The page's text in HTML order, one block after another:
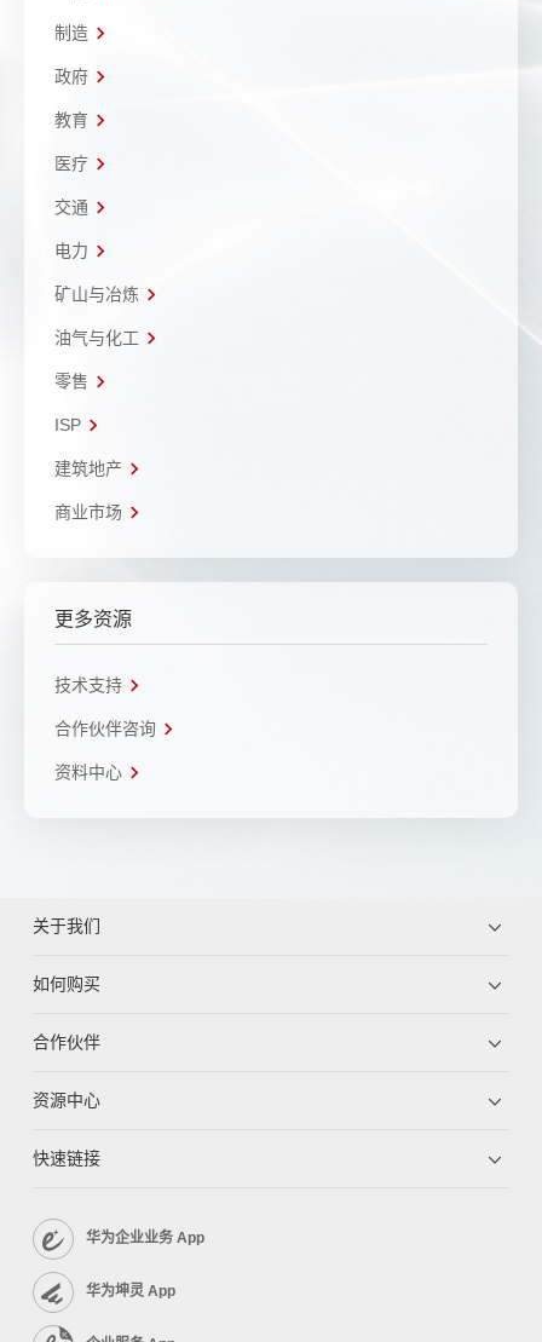
制造
政府
教育
医疗
交通
电力
矿山与冶炼
油气与化工
零售
ISP
建筑地产
商业市场
更多资源
技术支持
合作伙伴咨询
资料中心
关于我们
如何购买
合作伙伴
资源中心
快速链接
华为企业业务 App
华为坤灵 App